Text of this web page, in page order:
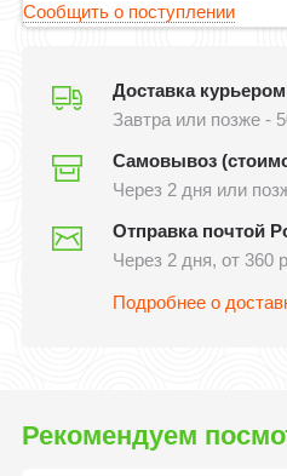
Сообщить о поступлении
Доставка курьером
Завтра или позже -
Самовывоз
Через 2 дня или
Отправка почтой
Через 2 дня, от 360
Подробнее о
Рекомендуем